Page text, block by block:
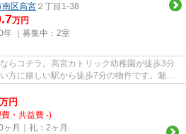
南区高宮 ２丁目1-38
万円
｜募集中： 2室
らコチラ。高宮カトリック幼稚園が徒歩3分
方に嬉しい駅から徒歩7分の物件です。魅力
万円
・共益費 -)
ヶ月｜礼：2ヶ月